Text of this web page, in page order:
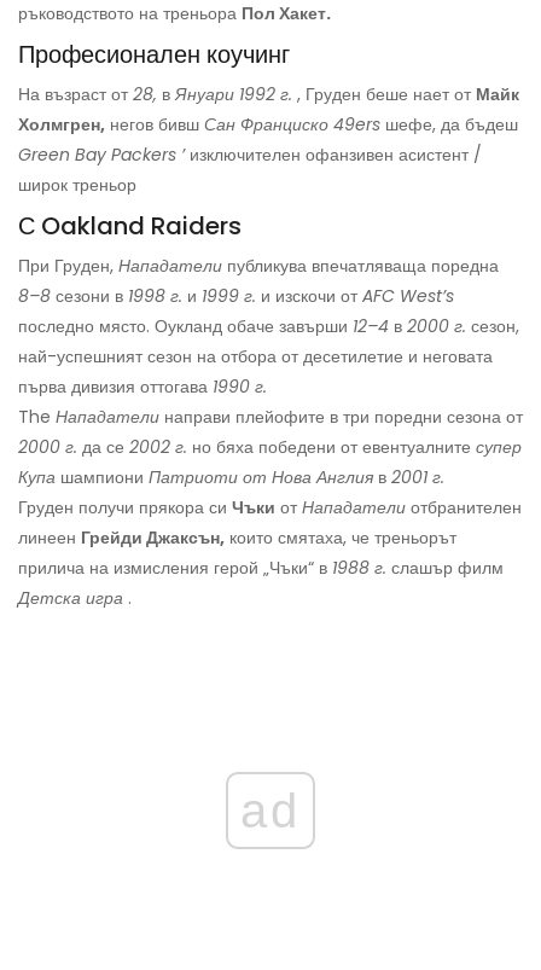
ръководството на треньора Пол Хакет.
Професионален коучинг
На възраст от28, вЯнуари 1992 г. , Груден беше нает от Майк
Холмгрен, негов бивш Сан Франциско 49ers шефе, да бъдеш
Green Bay Packers ’изключителен офанзивен асистент /
широк треньор
С Oakland Raiders
При Груден, Нападатели публикува впечатляваща поредна
8–8 сезони в 1998 г. и 1999 г. и изскочи отAFC West’s
последно място. Оукланд обаче завърши 12–4 в 2000 г. сезон,
най-успешният сезон на отбора от десетилетие и неговата
първа дивизия оттогава 1990 г.
The Нападатели направи плейофите в три поредни сезона от
2000 г. да се 2002 г. но бяха победени от евентуалните супер
Купа шампиони Патриоти от Нова Англия в 2001 г.
Груден получи прякора си Чъки отНападатели отбранителен
линеен Грейди Джаксън, които смятаха, че треньорът
прилича на измисления герой „Чъки“ в 1988 г. слашър филм
Детска игра .
ad